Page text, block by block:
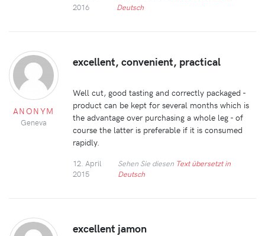
2016
Deutsch
ANONYM
Geneva
excellent, convenient, practical
Well cut, good tasting and correctly packaged -
product can be kept for several months which is
the advantage over purchasing a whole leg - of
course the latter is preferable if it is consumed
rapidly.
12. April
2015
Sehen Sie diesen Text übersetzt in
Deutsch
excellent jamon